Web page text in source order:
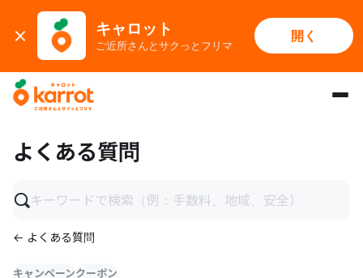
キャロット
ご近所さんとサクっとフリマ
開く
メインコンテンツにスキップ
よくある質問
← よくある質問
キャンペーンクーポン